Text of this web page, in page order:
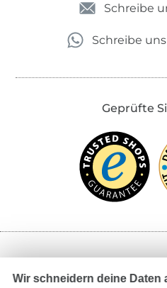
Schreibe
Schreibe
Geprüfte
Wir schneidern deine Daten